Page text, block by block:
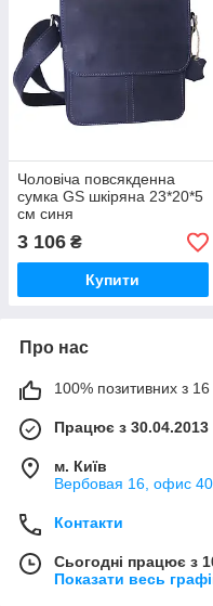
Чоловіча повсякденна
сумка GS шкіряна 23*20*5
см синя
3 106 ₴
Купити
Про нас
100% позитивних з 16
Працює з 30.04.2013
м. Київ
Вербовая 16, офис
Контакти
Сьогодні працює з
Показати весь